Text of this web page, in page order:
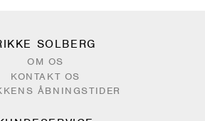
SOLBERG
OM OS
KONTAKT OS
ÅBNINGSTIDER